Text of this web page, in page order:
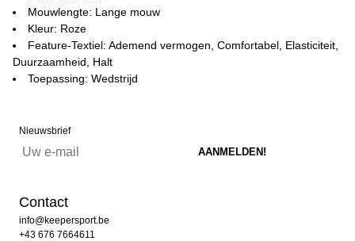
Mouwlengte: Lange mouw
Kleur: Roze
Feature-Textiel: Ademend vermogen, Comfortabel, Elasticiteit,
Duurzaamheid, Halt
Toepassing: Wedstrijd
Nieuwsbrief
Contact
info@keepersport.be
+43 676 7664611